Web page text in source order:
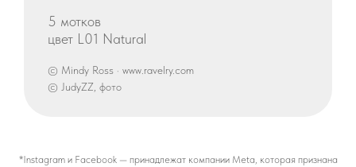
5 мотков
цвет L01 Natural
© Mindy Ross · www.ravelry.com
© JudyZZ, фото
*Instagram и Facebook — принадлежат компании Meta, которая признана